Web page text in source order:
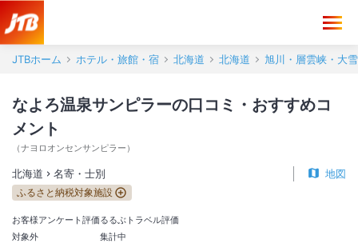
JTBホーム ホテル・旅館・宿 北海道 北海道 旭川・層雲峡・大
なよろ温泉サンピラーの口コミ・おすすめコ
メント
（ナヨロオンセンサンピラー ）
北海道 名寄・士別 地図
ふるさと納税対象施設
お客様アンケート評価
対象外
るるぶトラベル評価
集計中